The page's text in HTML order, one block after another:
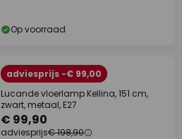
Op voorraad
adviesprijs -€ 99,00
Lucande vloerlamp Kellina, 151 cm,
zwart, metaal, E27
€ 99,90
adviesprijs€ 198,90